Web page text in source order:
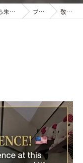
京都府京都市中京区のリラクゼーションなら朱雀ボディーサロンKIRARA ブログ 敬具